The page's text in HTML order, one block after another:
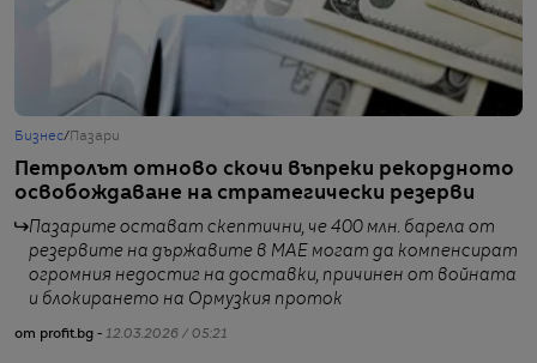
Бизнес/ Пазари
Петролът отново скочи въпреки рекордното
освобождаване на стратегически резерви
Пазарите остават скептични, че 400 млн. барела от
резервите на държавите в МАЕ могат да компенсират
огромния недостиг на доставки, причинен от войната
и блокирането на Ормузкия проток
от profit.bg - 12.03.2026 / 05:21